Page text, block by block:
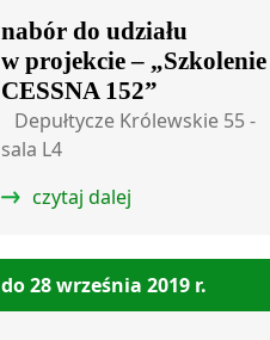
nabór do udziału
w projekcie – „Szkolenie
CESSNA 152”
Depułtycze Królewskie 55 -
sala L4
czytaj dalej
do 28 września 2019 r.